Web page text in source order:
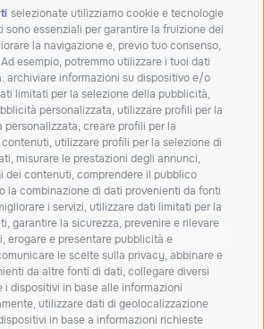
selezionate utilizziamo cookie e tecnologie
sono essenziali per garantire la fruizione dei
la navigazione e, previo tuo consenso,
esempio, potremmo utilizzare i tuoi dati
archiviare informazioni su dispositivo e/o
limitati per la selezione della pubblicità,
personalizzata, utilizzare profili per la
creare profili per la
utilizzare profili per la selezione di
misurare le prestazioni degli annunci,
dei contenuti, comprendere il pubblico
la combinazione di dati provenienti da fonti
i servizi, utilizzare dati limitati per la
garantire la sicurezza, prevenire e rilevare
erogare e presentare pubblicità e
le scelte sulla privacy, abbinare e
da altre fonti di dati, collegare diversi
dispositivi in base alle informazioni
utilizzare dati di geolocalizzazione
in base a informazioni richieste
– 12.30 | 14 – 18
nostra
su novità, soluzioni e
mondo IT.
e accetto laprivacy policy
ISCRIVITI
dei serviziConciliaWeb